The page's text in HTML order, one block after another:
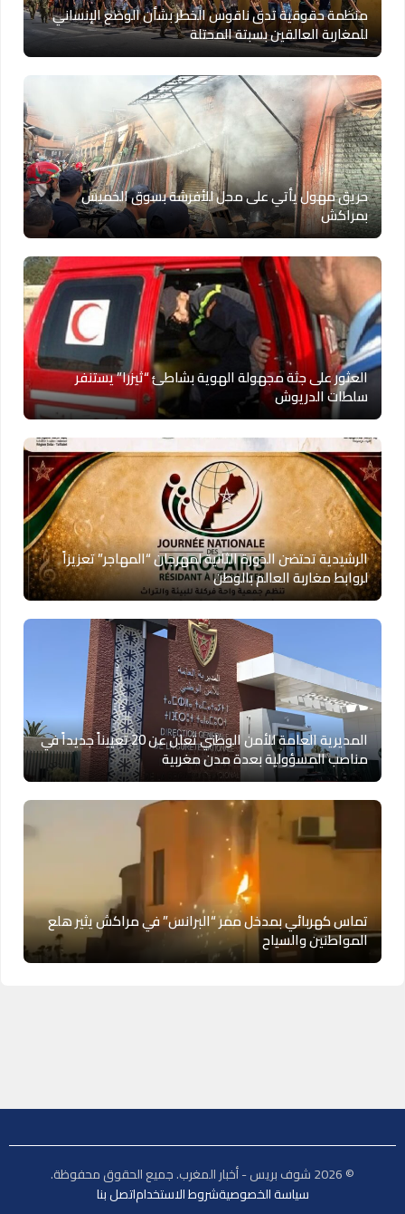
منظمة حقوقية تدق ناقوس الخطر بشأن الوضع الإنساني
للمغاربة العالقين بسبتة المحتلة
حريق مهول يأتي على محل للأفرشة بسوق الخميس
بمراكش
العثور على جثة مجهولة الهوية بشاطئ “ثيزرا” يستنفر
سلطات الدريوش
الرشيدية تحتضن الدورة الثانية لمهرجان “المهاجر” تعزيزاً
لروابط مغاربة العالم بالوطن
المديرية العامة للأمن الوطني تعلن عن 20 تعييناً جديداً في
مناصب المسؤولية بعدة مدن مغربية
تماس كهربائي بمدخل ممر “البرانس” في مراكش يثير هلع
المواطنين والسياح
© 2026 شوف بريس - أخبار المغرب. جميع الحقوق محفوظة.
سياسة الخصوصيةشروط الاستخداماتصل بنا